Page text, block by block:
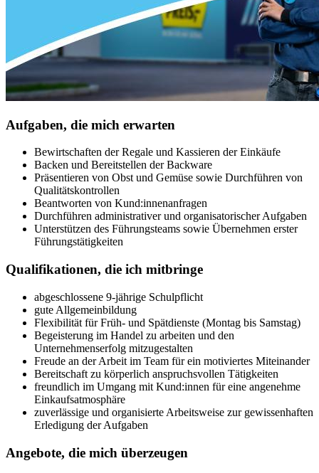
Aufgaben, die mich erwarten
Bewirtschaften der Regale und Kassieren der Einkäufe
Backen und Bereitstellen der Backware
Präsentieren von Obst und Gemüse sowie Durchführen von
Qualitätskontrollen
Beantworten von Kund:innenanfragen
Durchführen administrativer und organisatorischer Aufgaben
Unterstützen des Führungsteams sowie Übernehmen erster
Führungstätigkeiten
Qualifikationen, die ich mitbringe
abgeschlossene 9-jährige Schulpflicht
gute Allgemeinbildung
Flexibilität für Früh- und Spätdienste (Montag bis Samstag)
Begeisterung im Handel zu arbeiten und den
Unternehmenserfolg mitzugestalten
Freude an der Arbeit im Team für ein motiviertes Miteinander
Bereitschaft zu körperlich anspruchsvollen Tätigkeiten
freundlich im Umgang mit Kund:innen für eine angenehme
Einkaufsatmosphäre
zuverlässige und organisierte Arbeitsweise zur gewissenhaften
Erledigung der Aufgaben
Angebote, die mich überzeugen